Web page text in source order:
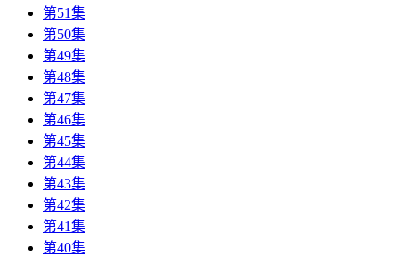
第51集
第50集
第49集
第48集
第47集
第46集
第45集
第44集
第43集
第42集
第41集
第40集